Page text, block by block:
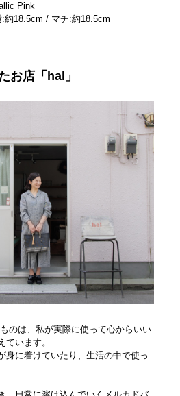
Pink
約18.5cm / マチ:約18.5cm
お店「hal」
のは、私が実際に使って心からいい
ています。
身に着けていたり、生活の中で使っ